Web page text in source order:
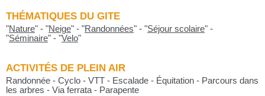
THÉMATIQUES DU GITE
"Nature" - "Neige" - "Randonnées" - "Séjour scolaire" -
"Séminaire" - "Velo"
ACTIVITÉS DE PLEIN AIR
Randonnée - Cyclo - VTT - Escalade - Équitation - Parcours dans
les arbres - Via ferrata - Parapente